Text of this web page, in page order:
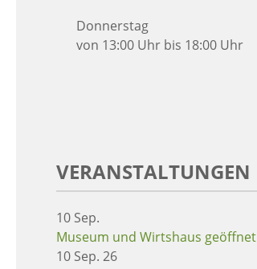
Donnerstag
von 13:00 Uhr bis 18:00 Uhr
VERANSTALTUNGEN
10 Sep.
Museum und Wirtshaus geöffnet
10 Sep. 26